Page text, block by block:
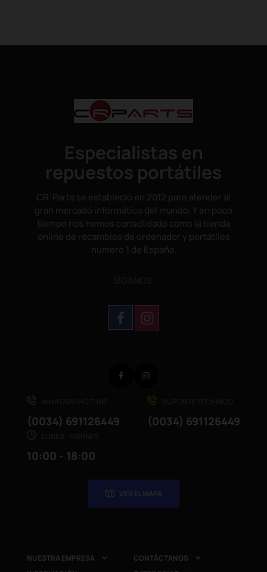
Especialistas en
repuestos portátiles
CR-Parts se estableció en 2012 para atender al
gran mercado informático del mundo. Y en poco
tiempo nos hemos consolidado como la tienda
online de recambios de ordenador y portátiles
número 1 de España.
(0034) 691126449 (0034) 691126449
10:00 - 18:00
VER EL MAPA
Facebook
NUESTRA EMPRESA  CONTÁCTANOS 